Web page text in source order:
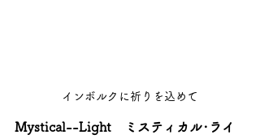
インボルクに祈りを込めて
Mystical--Light　ミスティカル･ライ